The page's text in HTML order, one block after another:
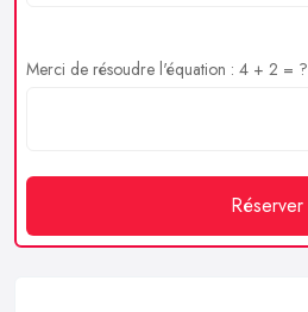
Merci de résoudre l'équation : 4 + 2 = ?
Réserver